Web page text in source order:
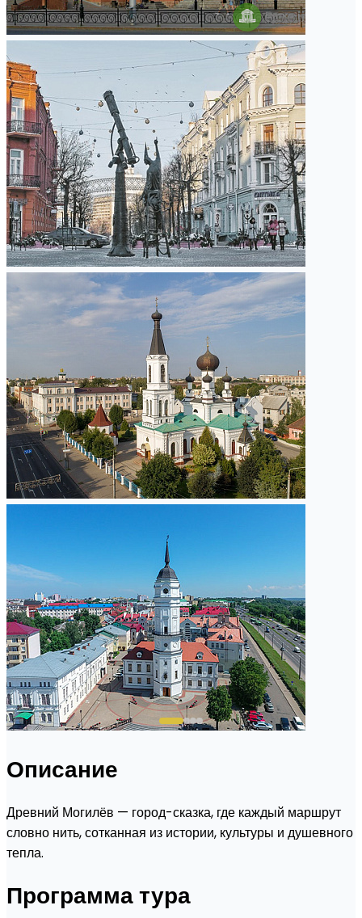
Описание
Древний Могилёв — город-сказка, где каждый маршрут
словно нить, сотканная из истории, культуры и душевного
тепла.
Программа тура